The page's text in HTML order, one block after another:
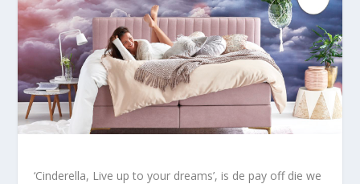
‘Cinderella, Live up to your dreams’, is de pay off die we